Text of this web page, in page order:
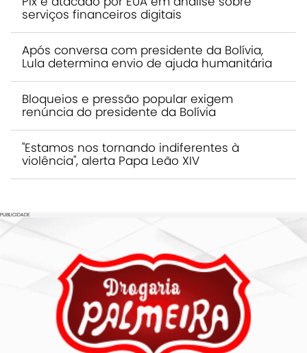
serviços financeiros digitais
Após conversa com presidente da Bolívia,
Lula determina envio de ajuda humanitária
Bloqueios e pressão popular exigem
renúncia do presidente da Bolívia
"Estamos nos tornando indiferentes à
violência", alerta Papa Leão XIV
PUBLICIDADE